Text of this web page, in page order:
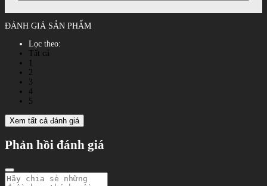
ĐÁNH GIÁ SẢN PHẨM
Lọc theo:
Tất cả
2
3
4
5
Xem tất cả đánh giá
Phản hồi đánh giá